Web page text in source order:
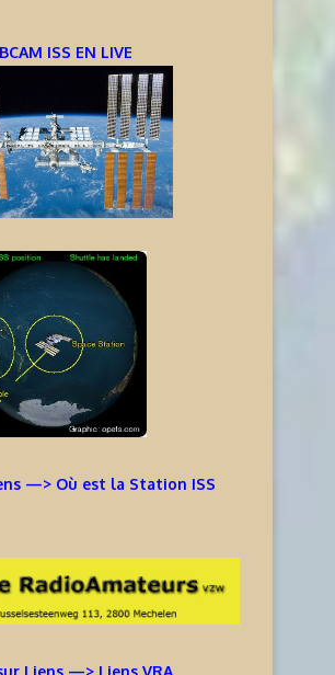
ISS EN LIVE
—> Où est la Station ISS